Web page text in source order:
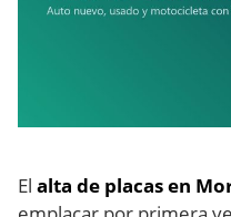
El alta de placas en